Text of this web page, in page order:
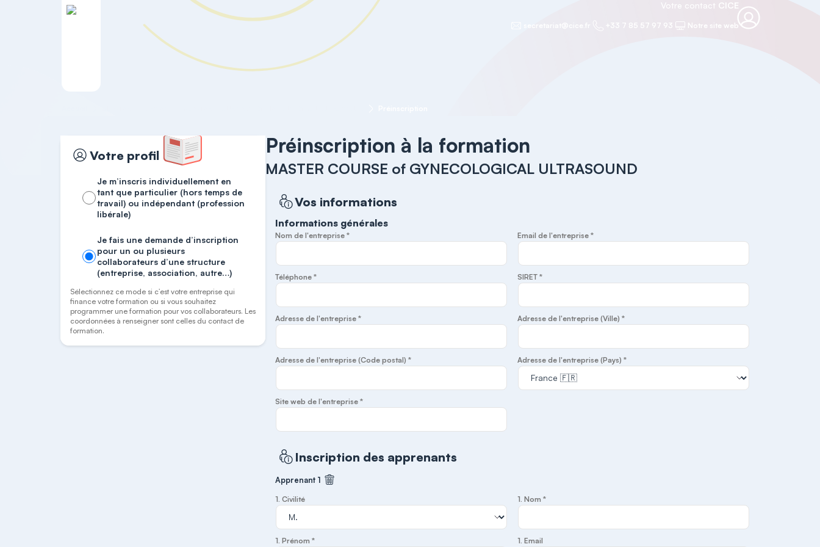
Votre contact CICE
+33 7 85 57 97 93 Notre site web
Votre profil
Je m’inscris individuellement en
tant que particulier (hors temps de
travail) ou indépendant (profession
libérale)
Je fais une demande d’inscription
pour un ou plusieurs
collaborateurs d’une structure
(entreprise, association, autre…)
Sélectionnez ce mode si c’est votre entreprise qui
finance votre formation ou si vous souhaitez
programmer une formation pour vos collaborateurs. Les
coordonnées à renseigner sont celles du contact de
formation.
Préinscription à la formation
MASTER COURSE of GYNECOLOGICAL ULTRASOUND
Vos informations
Informations générales
Nom de l'entreprise * Email de l'entreprise *
Téléphone * SIRET *
Adresse de l'entreprise * Adresse de l'entreprise (Ville) *
Adresse de l'entreprise (Code postal) * Adresse de l'entreprise (Pays) *
Site web de l'entreprise *
Inscription des apprenants
Apprenant 1 Supprimer cet apprenant
1. Civilité 1. Nom *
1. Prénom * 1. Email